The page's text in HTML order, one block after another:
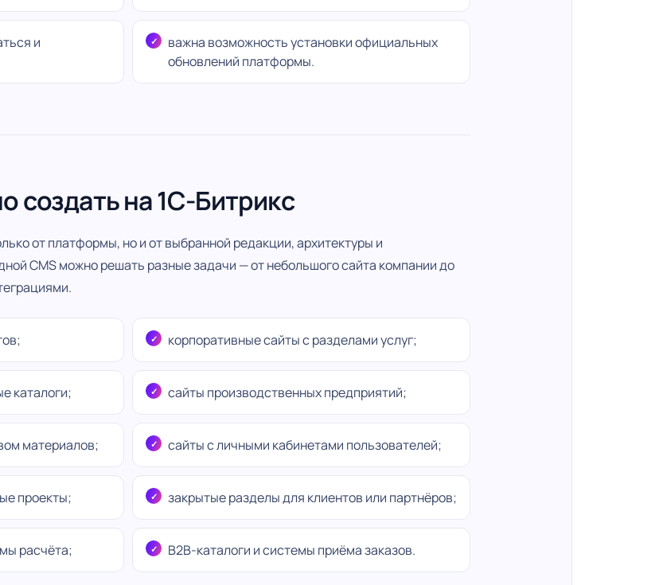
и
важна возможность установки официальных
обновлений платформы.
создать на 1С-Битрикс
от платформы, но и от выбранной редакции, архитектуры и
CMS можно решать разные задачи — от небольшого сайта компании до
корпоративные сайты с разделами услуг;
каталоги; сайты производственных предприятий;
материалов; сайты с личными кабинетами пользователей;
проекты; закрытые разделы для клиентов или партнёров;
расчёта; B2B-каталоги и системы приёма заказов.